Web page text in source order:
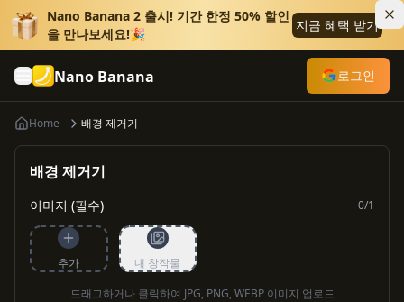
Nano Banana 2 출시! 기간 한정 50% 할인
을 만나보세요!🎉
지금 혜택 받기
Nano Banana 로그인
Home 배경 제거기
배경 제거기
이미지 (필수) 0/1
추가
내 창작물
드래그하거나 클릭하여 JPG, PNG, WEBP 이미지 업로드